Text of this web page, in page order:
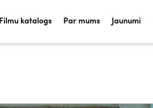
Filmu katalogs Par mums Jaunumi